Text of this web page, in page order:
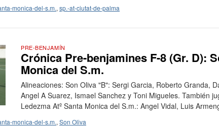
monica-del-s.m., sp.-at-ciutat-de-palma
PRE-BENJAMÍN
Crónica Pre-benjamines F-8 (Gr. D):
Monica del S.m.
Alineaciones: Son Oliva "B": Sergi Garcia, Roberto Granda,
Angel A Suarez, Ismael Sanchez y Toni Migueles. También
Ledezma Atº Santa Monica del S.m.: Angel Vidal, Luis
monica-del-s.m., Son Oliva